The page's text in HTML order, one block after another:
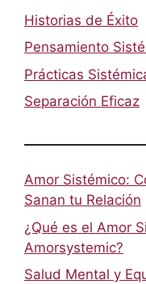
Historias de Éxito
Pensamiento
Prácticas
Separación Eficaz
Amor Sistémico:
Sanan tu Relación
¿Qué es el Amor
Amorsystemic?
Salud Mental y